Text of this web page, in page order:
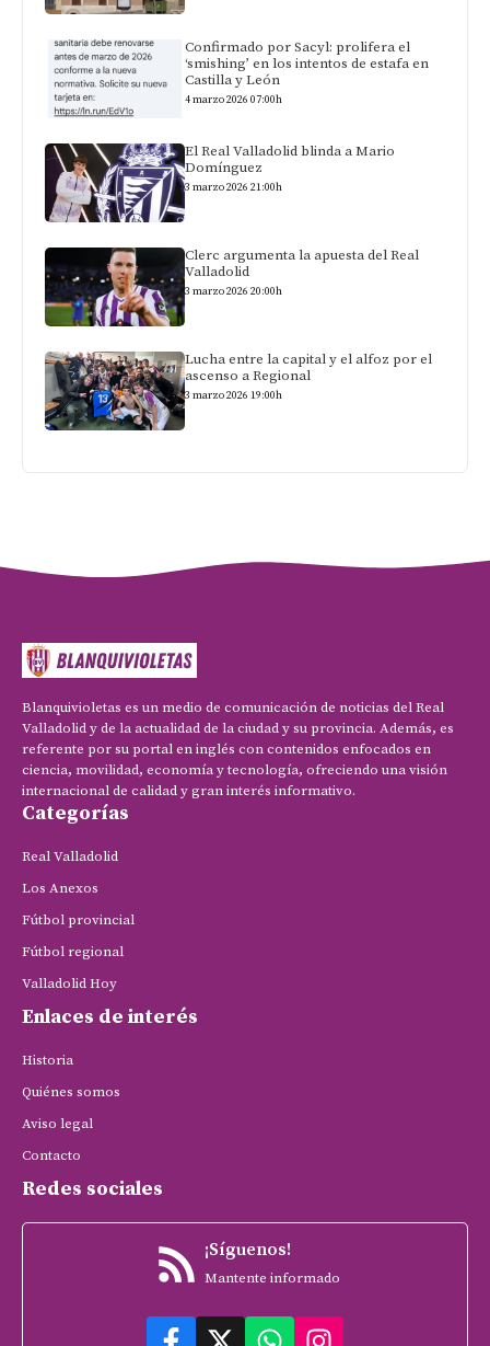
Confirmado por Sacyl: prolifera el
‘smishing’ en los intentos de estafa en
Castilla y León
4 marzo 2026 07:00h
El Real Valladolid blinda a Mario
Domínguez
3 marzo 2026 21:00h
Clerc argumenta la apuesta del Real
Valladolid
3 marzo 2026 20:00h
Lucha entre la capital y el alfoz por el
ascenso a Regional
3 marzo 2026 19:00h
Blanquivioletas es un medio de comunicación de noticias del Real
Valladolid y de la actualidad de la ciudad y su provincia. Además, es
referente por su portal en inglés con contenidos enfocados en
ciencia, movilidad, economía y tecnología, ofreciendo una visión
internacional de calidad y gran interés informativo.
Categorías
Real Valladolid
Los Anexos
Fútbol provincial
Fútbol regional
Valladolid Hoy
Enlaces de interés
Historia
Quiénes somos
Aviso legal
Contacto
Redes sociales
¡Síguenos!
Mantente informado